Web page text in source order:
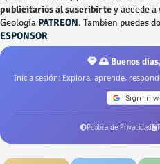
publicitarios al suscribirtey accede a
Geología PATREON. Tambien puedes
ESPONSOR
🌅 Buenos
Inicia sesión: Explora, aprende,
Política de Privacidad